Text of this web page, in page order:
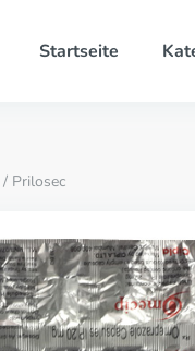
Startseite
/ Prilosec